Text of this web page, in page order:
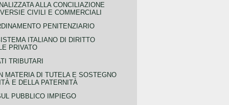
ALLA CONCILIAZIONE
CIVILI E COMMERCIALI
PENITENZIARIO
ITALIANO DI DIRITTO
PRIVATO
TRIBUTARI
MATERIA DI TUTELA E SOSTEGNO
E DELLA PATERNITÀ
PUBBLICO IMPIEGO